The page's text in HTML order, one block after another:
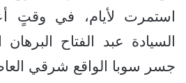
استمرت لأيام، في
السيادة عبد الفتاح
جسر سوبا الواقع شرقي